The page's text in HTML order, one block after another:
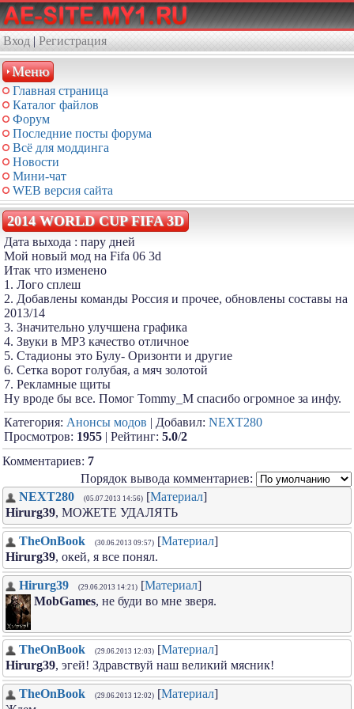
Вход | Регистрация
Меню
Главная страница
Каталог файлов
Форум
Последние посты форума
Всё для моддинга
Новости
Мини-чат
WEB версия сайта
2014 WORLD CUP FIFA 3D
Дата выхода : пару дней
Мой новый мод на Fifa 06 3d
Итак что изменено
1. Лого сплеш
2. Добавлены команды Россия и прочее, обновлены составы на
2013/14
3. Значительно улучшена графика
4. Звуки в МР3 качество отличное
5. Стадионы это Булу- Оризонти и другие
6. Сетка ворот голубая, а мяч золотой
7. Рекламные щиты
Ну вроде бы все. Помог Tommy_M спасибо огромное за инфу.
Категория: Анонсы модов | Добавил: NEXT280
Просмотров: 1955 | Рейтинг: 5.0/2
Комментариев: 7
Порядок вывода комментариев:
NEXT280
(05.07.2013 14:56) [Материал]
Hirurg39, МОЖЕТЕ УДАЛЯТЬ
TheOnBook (30.06.2013 09:57) [Материал]
Hirurg39, окей, я все понял.
Hirurg39 (29.06.2013 14:21) [Материал]
MobGames, не буди во мне зверя.
TheOnBook (29.06.2013 12:03) [Материал]
Hirurg39, эгей! Здравствуй наш великий мясник!
TheOnBook (29.06.2013 12:02) [Материал]